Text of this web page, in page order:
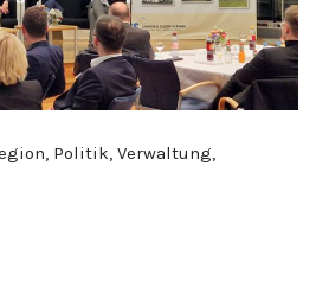
Politik, Verwaltung,